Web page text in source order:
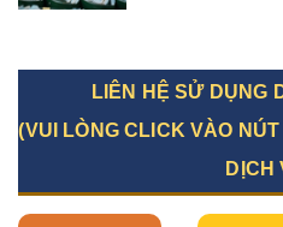
LIÊN HỆ SỬ DỤNG
(VUI LÒNG CLICK VÀO
DỊCH